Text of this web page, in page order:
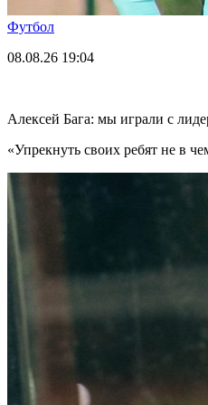
Футбол
08.08.26 19:04
Алексей Бага: мы играли с
«Упрекнуть своих ребят не в